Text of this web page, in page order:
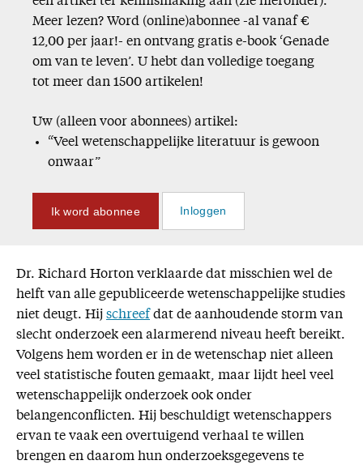
Meer lezen? Word (online)abonnee -al vanaf €
12,00 per jaar!- en ontvang gratis e-book ‘Genade
om van te leven’. U hebt dan volledige toegang
tot meer dan 1500 artikelen!
Uw (alleen voor abonnees) artikel:
“Veel wetenschappelijke literatuur is gewoon
onwaar”
Ik word abonnee Inloggen
Dr. Richard Horton verklaarde dat misschien wel de
helft van alle gepubliceerde wetenschappelijke studies
niet deugt. Hij schreef dat de aanhoudende storm van
slecht onderzoek een alarmerend niveau heeft bereikt.
Volgens hem worden er in de wetenschap niet alleen
veel statistische fouten gemaakt, maar lijdt heel veel
wetenschappelijk onderzoek ook onder
belangenconflicten. Hij beschuldigt wetenschappers
ervan te vaak een overtuigend verhaal te willen
brengen en daarom hun onderzoeksgegevens te